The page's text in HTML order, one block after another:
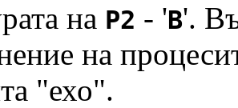
на P2 - 'B'.
на
"ехо".